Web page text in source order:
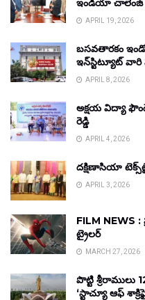
ఇండియా చాలెంజ్
APRIL 19, 2026
బసవతారకం
ఇన్‌స్టిట్యూట్
APRIL 8, 2026
అక్షయ విద్యా
రెడ్డి
APRIL 4, 2026
దక్షిణాసియా
APRIL 3, 2026
FILM NEWS
ట్రైలర్
MARCH 27, 2026
పొట్టి
‘స్టాచ్యూ ఆఫ్